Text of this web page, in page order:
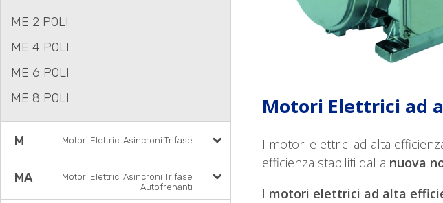
ME 2 POLI
ME 4 POLI
ME 6 POLI
ME 8 POLI
M Motori Elettrici Asincroni Trifase
MA
Motori Elettrici Asincroni Trifase
Autofrenanti
Motori Elettrici ad
I motori elettrici ad alta
efficienza stabiliti dalla nuova
I motori elettrici ad alta